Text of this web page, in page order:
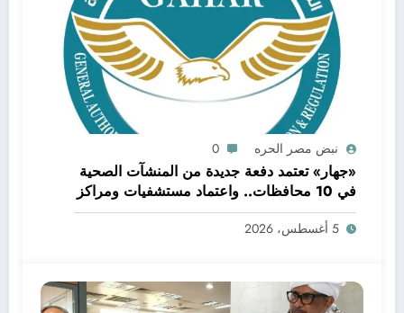
نبض مصر الحره 0
«جهار» تعتمد دفعة جديدة من المنشآت الصحية
في 10 محافظات.. واعتماد مستشفيات ومراكز
بكفر الشيخ ضمن قرارات اللجنة العليا للاعتماد
5 أغسطس، 2026